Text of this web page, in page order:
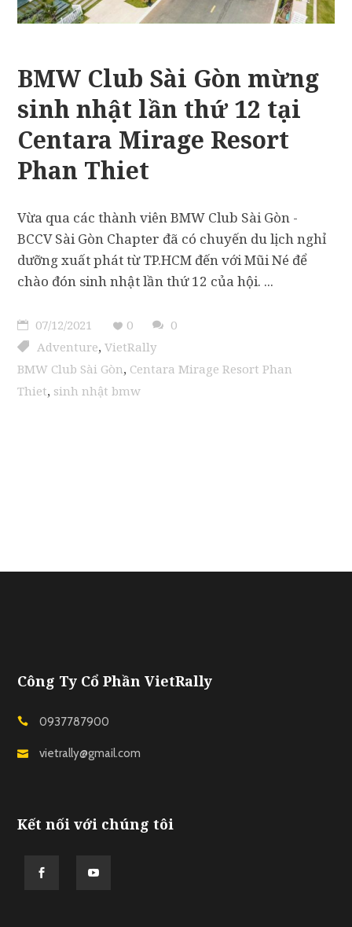
BMW Club Sài Gòn mừng
sinh nhật lần thứ 12 tại
Centara Mirage Resort
Phan Thiet
Vừa qua các thành viên BMW Club Sài Gòn -
BCCV Sài Gòn Chapter đã có chuyến du lịch nghỉ
dưỡng xuất phát từ TP.HCM đến với Mũi Né để
chào đón sinh nhật lần thứ 12 của hội.
07/12/2021 0
0
Adventure,VietRally
BMW Club Sài Gòn, Centara Mirage Resort Phan
Thiet, sinh nhật bmw
Công Ty Cổ Phần VietRally
0937787900
vietrally@gmail.com
Kết nối với chúng tôi